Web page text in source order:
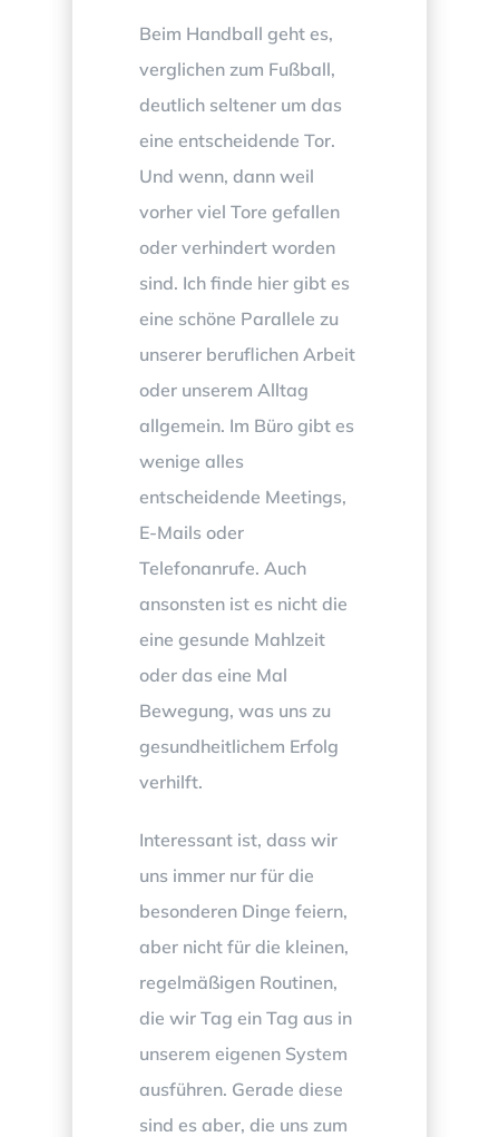
Beim Handball geht es,
verglichen zum Fußball,
deutlich seltener um das
eine entscheidende Tor.
Und wenn, dann weil
vorher viel Tore gefallen
oder verhindert worden
sind. Ich finde hier gibt es
eine schöne Parallele zu
unserer beruflichen Arbeit
oder unserem Alltag
allgemein. Im Büro gibt es
wenige alles
entscheidende Meetings,
E-Mails oder
Telefonanrufe. Auch
ansonsten ist es nicht die
eine gesunde Mahlzeit
oder das eine Mal
Bewegung, was uns zu
gesundheitlichem Erfolg
verhilft.
Interessant ist, dass wir
uns immer nur für die
besonderen Dinge feiern,
aber nicht für die kleinen,
regelmäßigen Routinen,
die wir Tag ein Tag aus in
unserem eigenen System
ausführen. Gerade diese
sind es aber, die uns zum